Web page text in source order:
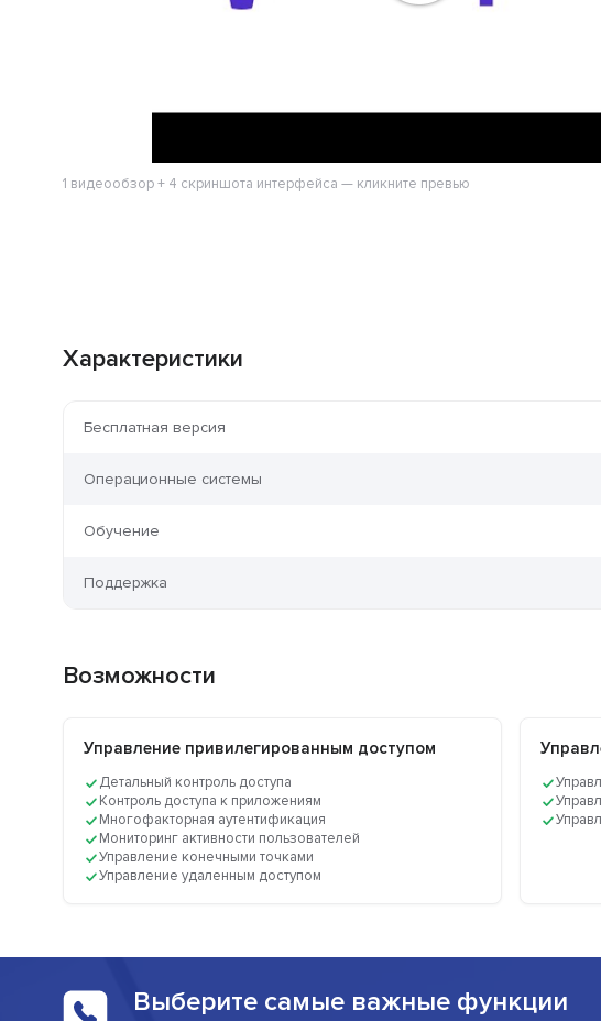
1 видеообзор + 4 скриншота интерфейса — кликните превью
Характеристики
Бесплатная версия
Операционные системы
Обучение
Поддержка
Возможности
Управление привилегированным доступом
Детальный контроль доступа
Контроль доступа к приложениям
Многофакторная аутентификация
Мониторинг активности пользователей
Управление конечными точками
Управление удаленным доступом
Выберите самые важные функции